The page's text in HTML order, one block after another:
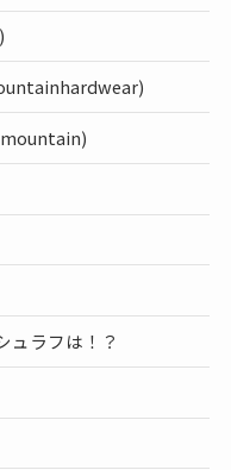
ュラフは！？